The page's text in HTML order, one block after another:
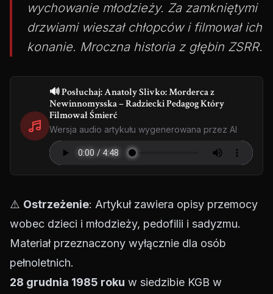
wychowanie młodzieży. Za zamkniętymi
drzwiami wieszał chłopców i filmował ich
konanie. Mroczna historia z głębin ZSRR.
🔊 Posłuchaj: Anatoly Slivko: Morderca z
Newinnomysska – Radziecki Pedagog Który
Filmował Śmierć
Wersja audio artykułu wygenerowana przez AI
⚠️ Ostrzeżenie: Artykuł zawiera opisy przemocy
wobec dzieci i młodzieży, pedofilii i sadyzmu.
Materiał przeznaczony wyłącznie dla osób
pełnoletnich.
28 grudnia 1985 roku w siedzibie KGB w